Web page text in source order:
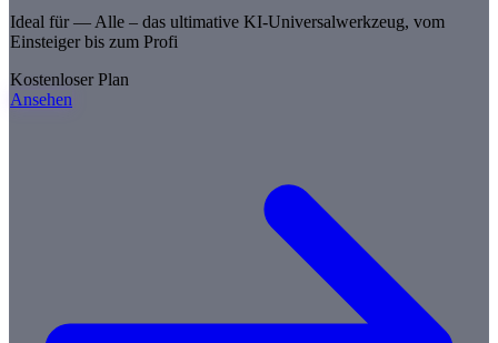
Ideal für — Alle – das ultimative KI-Universalwerkzeug, vom
Einsteiger bis zum Profi
Kostenloser Plan
Ansehen